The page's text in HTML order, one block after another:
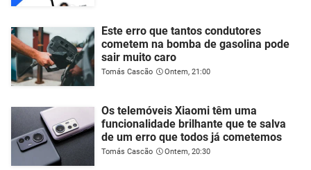
Este erro que tantos condutores
cometem na bomba de gasolina pode
sair muito caro
Tomás Cascão Ontem, 21:00
Os telemóveis Xiaomi têm uma
funcionalidade brilhante que te salva
de um erro que todos já cometemos
Tomás Cascão Ontem, 20:30